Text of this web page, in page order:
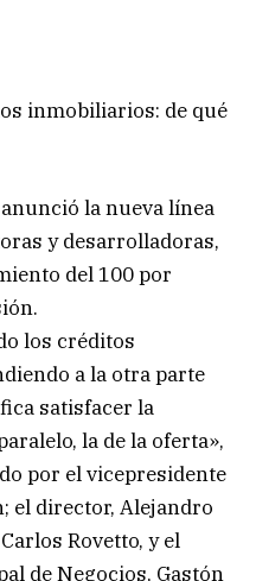
inmobiliarios: de qué
la nueva línea
y desarrolladoras,
del 100 por
los créditos
a la otra parte
satisfacer la
la de la oferta»,
por el vicepresidente
el director, Alejandro
Rovetto, y el
de Negocios, Gastón